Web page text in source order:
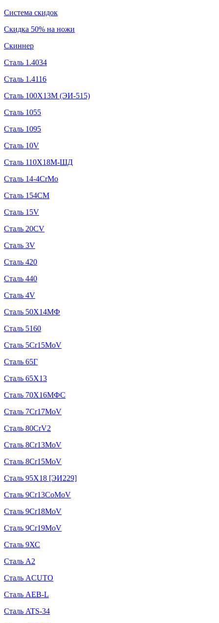
Система скидок
Скидка 50% на ножи
Скиннер
Сталь 1.4034
Сталь 1.4116
Сталь 100Х13М (ЭИ-515)
Сталь 1055
Сталь 1095
Сталь 10V
Сталь 110Х18М-ШД
Сталь 14-4CrMo
Сталь 154CM
Сталь 15V
Сталь 20CV
Сталь 3V
Сталь 420
Сталь 440
Сталь 4V
Сталь 50Х14МФ
Сталь 5160
Сталь 5Cr15MoV
Сталь 65Г
Сталь 65Х13
Сталь 70Х16МФС
Сталь 7Cr17MoV
Сталь 80CrV2
Сталь 8Cr13MoV
Сталь 8Cr15MoV
Сталь 95Х18 [ЭИ229]
Сталь 9Cr13CoMoV
Сталь 9Cr18MoV
Сталь 9Cr19MoV
Сталь 9ХС
Сталь A2
Сталь ACUTO
Сталь AEB-L
Сталь ATS-34